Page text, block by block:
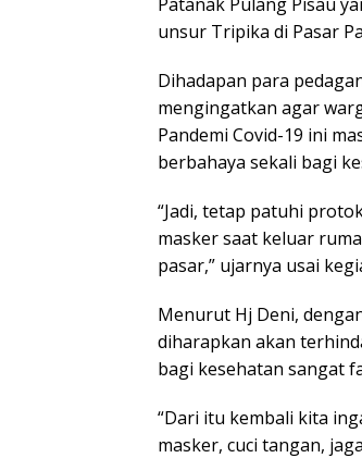
unsur Tripika di Pasar
Dihadapan para
mengingatkan agar
Pandemi Covid-19 ini
berbahaya sekali bagi
“Jadi, tetap patuhi
masker saat keluar
pasar,” ujarnya usai
Menurut Hj Deni,
diharapkan akan
bagi kesehatan sangat
“Dari itu kembali kita
masker, cuci tangan,